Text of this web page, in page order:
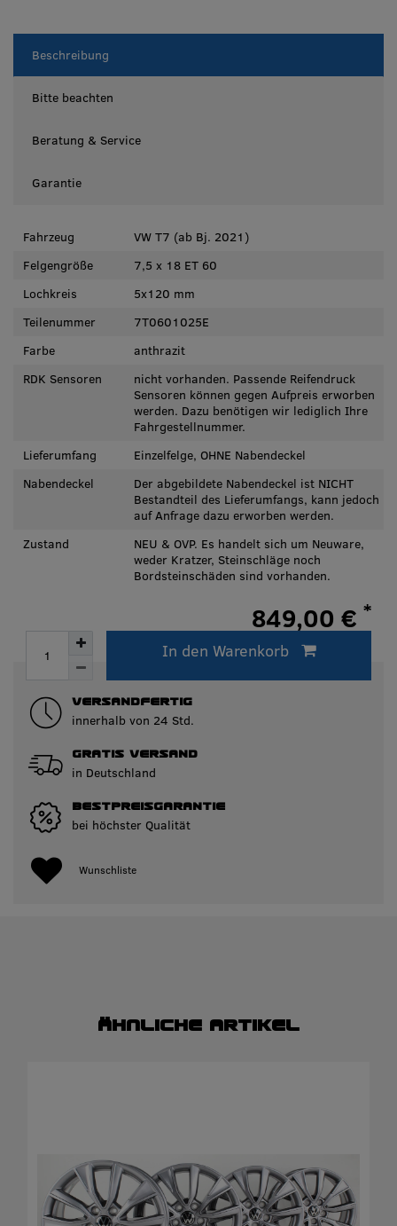
Beschreibung
Bitte beachten
Beratung & Service
Garantie
Fahrzeug
VW T7 (ab Bj. 2021)
Felgengröße
7,5 x 18 ET 60
Lochkreis
5x120 mm
Teilenummer
7T0601025E
Farbe
anthrazit
RDK Sensoren
nicht vorhanden. Passende Reifendruck
Sensoren können gegen Aufpreis erworben
werden. Dazu benötigen wir lediglich Ihre
Fahrgestellnummer.
Lieferumfang
Einzelfelge, OHNE Nabendeckel
Nabendeckel
Der abgebildete Nabendeckel ist NICHT
Bestandteil des Lieferumfangs, kann jedoch
auf Anfrage dazu erworben werden.
Zustand
NEU & OVP. Es handelt sich um Neuware,
weder Kratzer, Steinschläge noch
Bordsteinschäden sind vorhanden.
VERSANDFERTIG
innerhalb von 24 Std.
GRATIS VERSAND
in Deutschland
BESTPREISGARANTIE
bei höchster Qualität
Wunschliste
849,00 € *
* inkl. ges. MwSt. zzgl.Versandkosten
In den Warenkorb
Ähnliche Artikel